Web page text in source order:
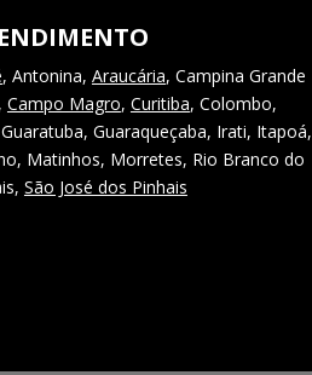
, Antonina, Araucária, Campina Grande
Campo Magro, Curitiba, Colombo,
Guaraqueçaba, Irati, Itapoá,
Matinhos, Morretes, Rio Branco do
São José dos Pinhais